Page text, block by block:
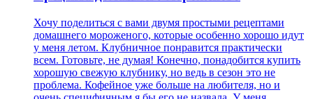
Хочу поделиться с вами двумя простыми рецептами
домашнего мороженого, которые особенно хорошо идут
у меня летом. Клубничное понравится практически
всем. Готовьте, не думая! Конечно, понадобится купить
хорошую свежую клубнику, но ведь в сезон это не
проблема. Кофейное уже больше на любителя, но и